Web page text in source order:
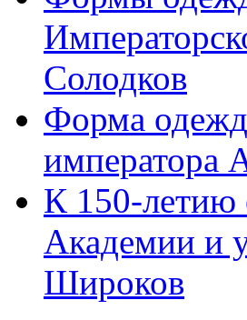
Солодков
Форма
императора
К 150-летию
Академии и
Широков